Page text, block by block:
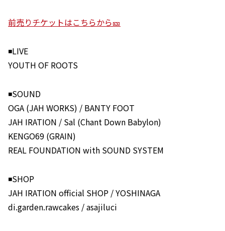
前売りチケットはこちらから🎫
◾️LIVE
YOUTH OF ROOTS
◾️SOUND
OGA (JAH WORKS) / BANTY FOOT
JAH IRATION / Sal (Chant Down Babylon)
KENGO69 (GRAIN)
REAL FOUNDATION with SOUND SYSTEM
◾️SHOP
JAH IRATION official SHOP / YOSHINAGA
di.garden.rawcakes / asajiluci